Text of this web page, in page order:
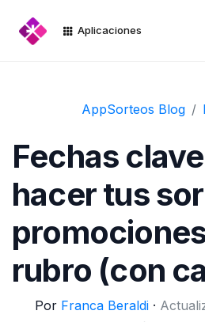
Aplicaciones
AppSorteos Blog
Fechas
hacer tus
rubro (con
Por Franca Beraldi·